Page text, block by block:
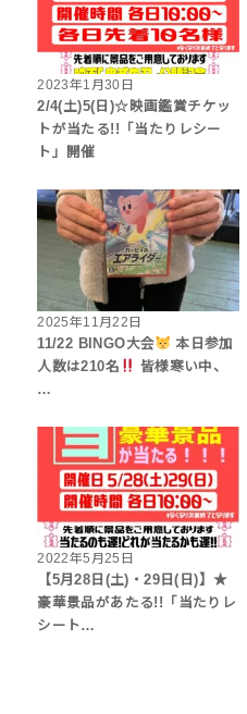
2023年1月30日
2/4(土)5(日)☆映画鑑賞チケッ
トが当たる!!「当たりレシー
ト」開催
2025年11月22日
11/22 BINGO大会
本日参加
人数は210名
皆様寒い中、
…
2022年5月25日
【5月28日(土)・29日(日)】★
豪華景品があたる!!「当たりレ
シート…